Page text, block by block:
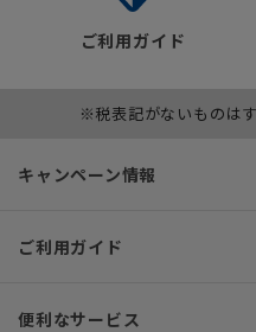
ご利用ガイド
※税表記がないものは
キャンペーン情報
ご利用ガイド
便利なサービス